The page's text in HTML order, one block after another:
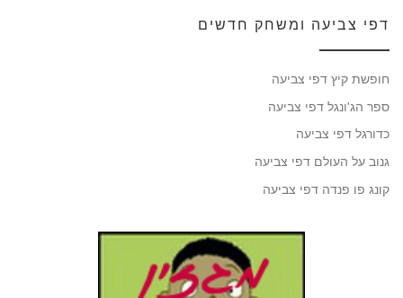
דפי צביעה ומשחק חדשים
חופשת קיץ דפי צביעה
ספר הג'ונגל דפי צביעה
כדורגל דפי צביעה
גנוב על העולם דפי צביעה
קונג פו פנדה דפי צביעה